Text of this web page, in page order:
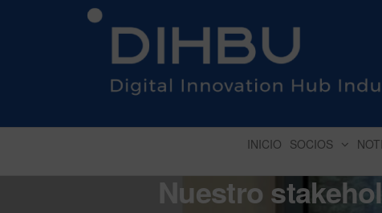
DIGITAL INNOVATION
INICIO SOCIOS
Nuestro